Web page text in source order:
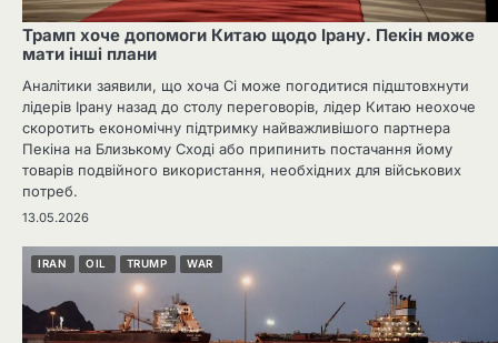
Трамп хоче допомоги Китаю щодо Ірану. Пекін може
мати інші плани
Аналітики заявили, що хоча Сі може погодитися підштовхнути
лідерів Ірану назад до столу переговорів, лідер Китаю неохоче
скоротить економічну підтримку найважливішого партнера
Пекіна на Близькому Сході або припинить постачання йому
товарів подвійного використання, необхідних для військових
потреб.
13.05.2026
IRAN OIL TRUMP WAR